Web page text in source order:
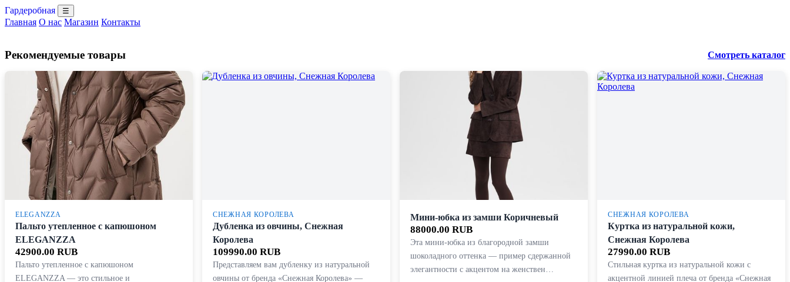
Гардеробная ☰
Главная О нас Магазин Контакты
Рекомендуемые товары Смотреть каталог
ELEGANZZA
Пальто утепленное с капюшоном
ELEGANZZA
42900.00 RUB
Пальто утепленное с капюшоном
ELEGANZZA — это стильное и
СНЕЖНАЯ КОРОЛЕВА
Дубленка из овчины, Снежная
Королева
109990.00 RUB
Представляем вам дубленку из натуральной
овчины от бренда «Снежная Королева» —
Мини-юбка из замши Коричневый
88000.00 RUB
Эта мини-юбка из благородной замши
шоколадного оттенка — пример сдержанной
элегантности с акцентом на женствен…
СНЕЖНАЯ КОРОЛЕВА
Куртка из натуральной кожи,
Снежная Королева
27990.00 RUB
Стильная куртка из натуральной кожи с
акцентной линией плеча от бренда «Снежная